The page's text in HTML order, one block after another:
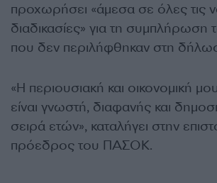
προχωρήσει «άμεσα σε όλες τις
διαδικασίες» για τη συμπλήρωση
που δεν περιλήφθηκαν στη
«Η περιουσιακή και οικονομική
είναι γνωστή, διαφανής και
σειρά ετών», καταλήγει στην
πρόεδρος του ΠΑΣΟΚ.